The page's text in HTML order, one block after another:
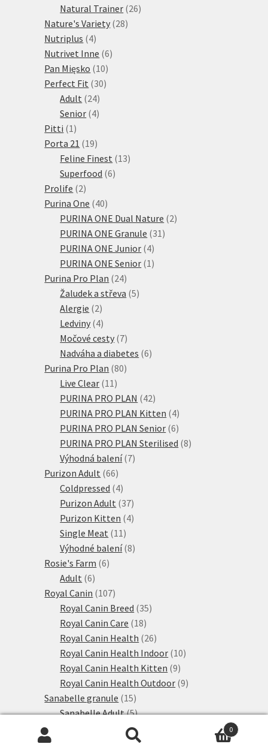
produktů
Natural Trainer 2626
Nature's Variety 2828
Nutriplus 44
produkty
Nutrivet Inne 66
Pan Mięsko 1010
produktů
Perfect Fit 3030
Adult 2424
produktů
Senior 44
Pitti 1 1
produkt
Porta 21 1919
produktů
Feline Finest 1313
Superfood 66
Prolife 22
produkty
Purina One 4040
produktů
PURINA ONE Dual Nature 22
PURINA ONE Granule 31 31
PURINA ONE Junior 44
produkty
PURINA ONE Senior 1 1
Purina Pro Plan 2424
produktů
Žaludek a střeva 55
Alergie 22
produkty
Ledviny 44
produkty
Močové cesty 77
produktů
Nadváha a diabetes 66
Purina Pro Plan 8080
Live Clear 11 11
produktů
PURINA PRO PLAN 4242
produktů
PURINA PRO PLAN Kitten 44
produkty
PURINA PRO PLAN Senior 66
produktů
PURINA PRO PLAN Sterilised 88
Výhodná balení 77
Purizon Adult 6666
produktů
Coldpressed 44
produkty
Purizon Adult 3737
produktů
Purizon Kitten 44
Single Meat 11 11
produktů
Výhodné balení 88
Rosie's Farm 66
Adult 66
produktů
Royal Canin 107107
produktů
Royal Canin Breed 3535
Royal Canin Care 1818
produktů
Royal Canin Health 2626
produktů
Royal Canin Health Indoor 1010
Royal Canin Health Kitten 99
produktů
Royal Canin Health Outdoor 99
Sanabelle granule 1515
produktů
Sanabelle Adult 55
produktů
Sanabelle Kitten 1
produkt
Sanabelle Senior 11
0